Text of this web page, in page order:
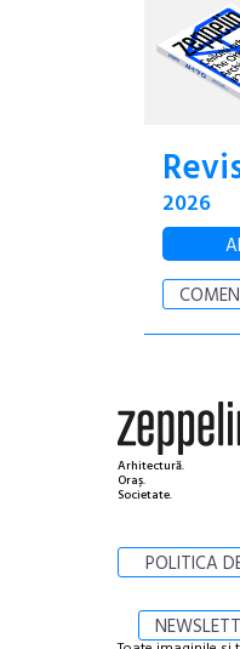
2026
Arhitectură.
Oraș.
Societate.
POLITICA